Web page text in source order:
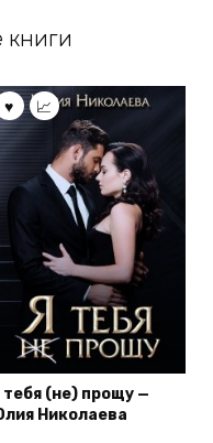
книги
тебя (не) прощу —
Николаева